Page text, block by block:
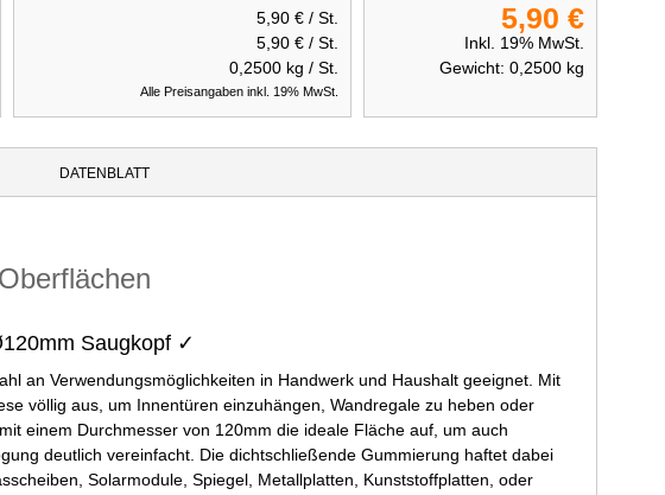
5,90 € / St.
5,90 € / St.
0,2500 kg / St.
Alle Preisangaben inkl. 19% MwSt.
5,90 €
Inkl. 19% MwSt.
Gewicht: 0,2500kg
DATENBLATT
Saugkopf ✓
an Verwendungsmöglichkeiten in Handwerk und Haushalt geeignet. Mit
völlig aus, um Innentüren einzuhängen, Wandregale zu heben oder
einem Durchmesser von 120mm die ideale Fläche auf, um auch
deutlich vereinfacht. Die dichtschließende Gummierung haftet dabei
Solarmodule, Spiegel, Metallplatten, Kunststoffplatten, oder